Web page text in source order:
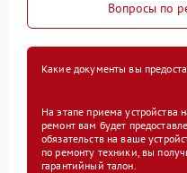
Вопросы по
Какие документы вы
На этапе приема устройства
ремонт вам будет
обязательств на ваше
по ремонту техники, вы
гарантийный талон.